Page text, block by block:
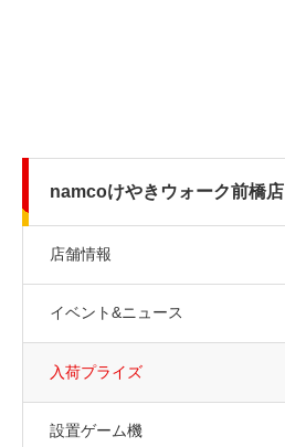
namcoけやきウォーク前橋店
店舗情報
イベント&ニュース
入荷プライズ
設置ゲーム機